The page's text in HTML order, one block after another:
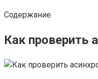
Содержание
Как проверить